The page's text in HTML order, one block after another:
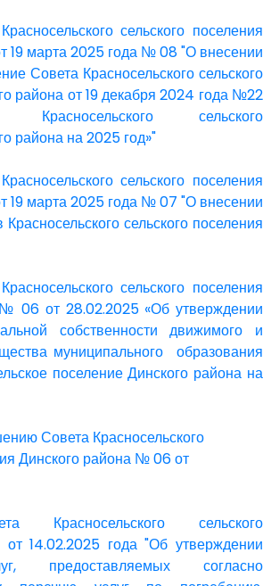
сельского поселения
19 марта 2025 года № 08 "О внесении
Совета Красносельского сельского
района от 19 декабря 2024 года №22
сельского
района на 2025 год»"
сельского поселения
19 марта 2025 года № 07 "О внесении
сельского поселения
сельского поселения
06 от 28.02.2025 «Об утверждении
собственности движимого и
муниципального образования
поселение Динского района на
Совета Красносельского
Динского района № 06 от
Красносельского сельского
14.02.2025 года "Об утверждении
предоставляемых согласно